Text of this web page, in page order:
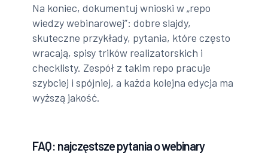
Na koniec, dokumentuj wnioski w „repo
wiedzy webinarowej”: dobre slajdy,
skuteczne przykłady, pytania, które często
wracają, spisy trików realizatorskich i
checklisty. Zespół z takim repo pracuje
szybciej i spójniej, a każda kolejna edycja ma
wyższą jakość.
FAQ: najczęstsze pytania o webinary